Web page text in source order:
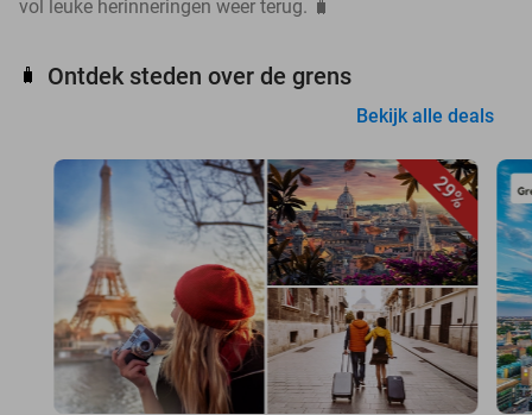
vol leuke herinneringen weer terug. 🧳
🧳 Ontdek steden over de grens
Bekijk alle deals
29%